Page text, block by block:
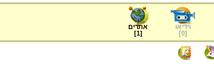
וידיאו
[
0
]
אתרים
[
1
]